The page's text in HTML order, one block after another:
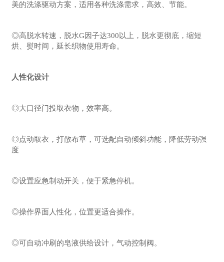
美的洗涤驱动方案，适用各种洗涤需求，高效、节能。
◎高脱水转速，脱水G因子达300以上，脱水更彻底，缩短
烘、熨时间，延长织物使用寿命。
人性化设计
◎大口径门投取衣物，效率高。
◎点动取衣，打散布草，可选配自动倾斜功能，降低劳动强
度
◎设置应急制动开关，便于紧急停机。
◎操作界面人性化，位置更适合操作。
◎可自动冲刷的皂液供给设计，气动控制阀。